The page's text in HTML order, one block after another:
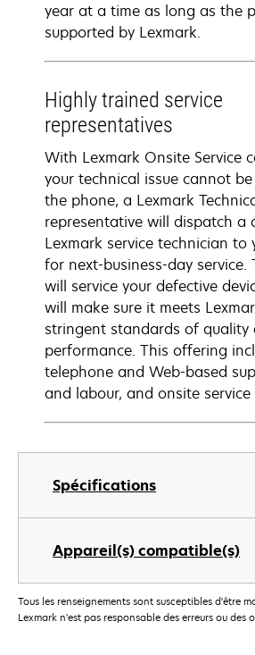
Spécifications
Appareil(s) compatible(s)
year at a time as long as the
supported by Lexmark.
Highly trained service
representatives
With Lexmark Onsite Service
your technical issue cannot
the phone, a Lexmark
representative will dispatch a
Lexmark service technician to
for next-business-day service.
will service your defective
will make sure it meets
stringent standards of quality
performance. This offering
telephone and Web-based
and labour, and onsite
Tous les renseignements sont susceptibles d'être
Lexmark n'est pas responsable des erreurs ou des